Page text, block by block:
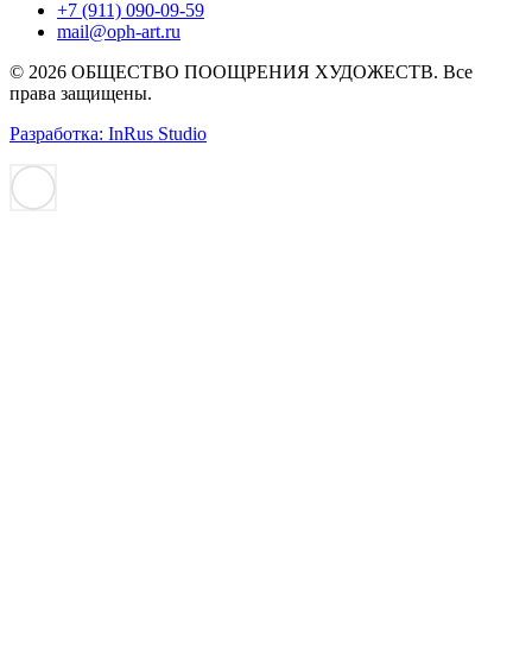
+7 (911) 090-09-59
mail@oph-art.ru
© 2026 ОБЩЕСТВО ПООЩРЕНИЯ ХУДОЖЕСТВ. Все
права защищены.
Разработка: InRus Studio